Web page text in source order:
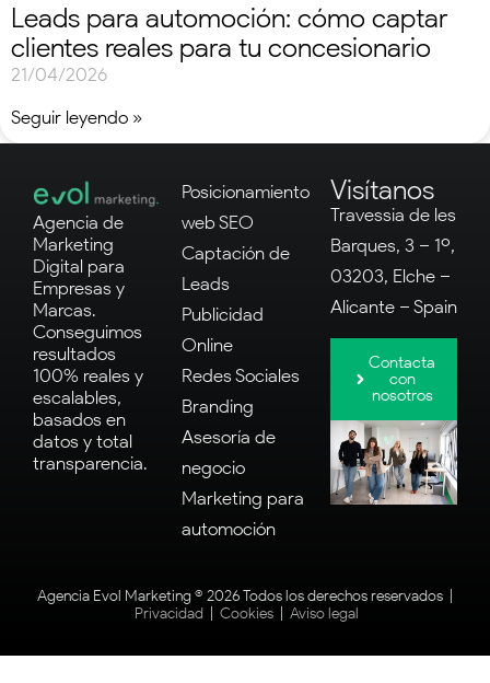
Leads para automoción: cómo captar
clientes reales para tu concesionario
21/04/2026
Seguir leyendo »
Agencia de
Marketing
Digital para
Empresas y
Marcas.
Conseguimos
resultados
100% reales y
escalables,
basados en
datos y total
transparencia.
Posicionamiento
web SEO
Captación de
Leads
Publicidad
Online
Redes Sociales
Branding
Asesoría de
negocio
Marketing para
automoción
Visítanos
Travessia de les
Barques, 3 – 1º,
03203, Elche –
Alicante – Spain
Contacta
con
nosotros
Agencia Evol Marketing ® 2026 Todos los derechos reservados |
Privacidad
Cookies Aviso legal